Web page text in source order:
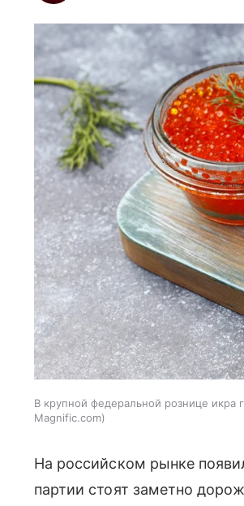
В крупной федеральной рознице икра
Magnific.com
На российском рынке
партии стоят заметно